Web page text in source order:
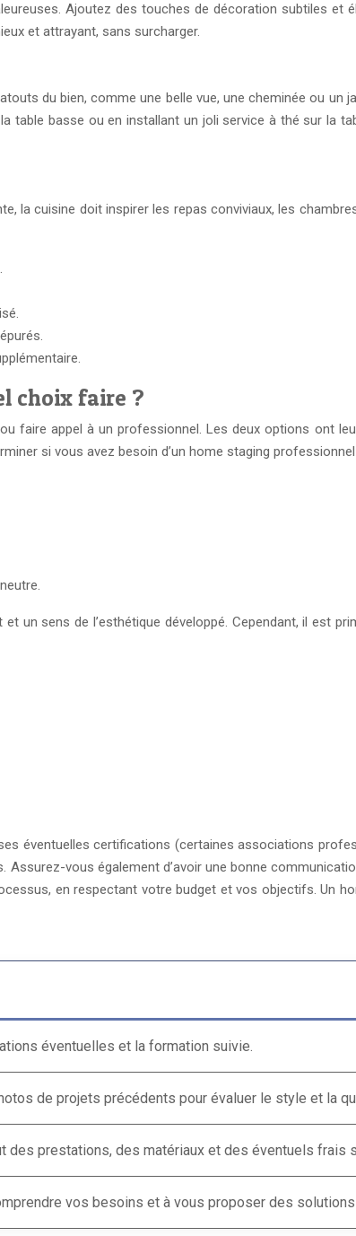
Ajoutez des touches de décoration subtiles et
et attrayant, sans surcharger.
du bien, comme une belle vue, une cheminée ou un
basse ou en installant un joli service à thé sur la
la cuisine doit inspirer les repas conviviaux, les
choix faire ?
faire appel à un professionnel. Les deux options ont
si vous avez besoin d’un home staging
sens de l’esthétique développé. Cependant, il est
éventuelles certifications (certaines associations
vous également d’avoir une bonne
en respectant votre budget et vos objectifs. Un
éventuelles et la formation suivie.
de projets précédents pour évaluer le style et la
des prestations, des matériaux et des éventuels frais
vos besoins et à vous proposer des